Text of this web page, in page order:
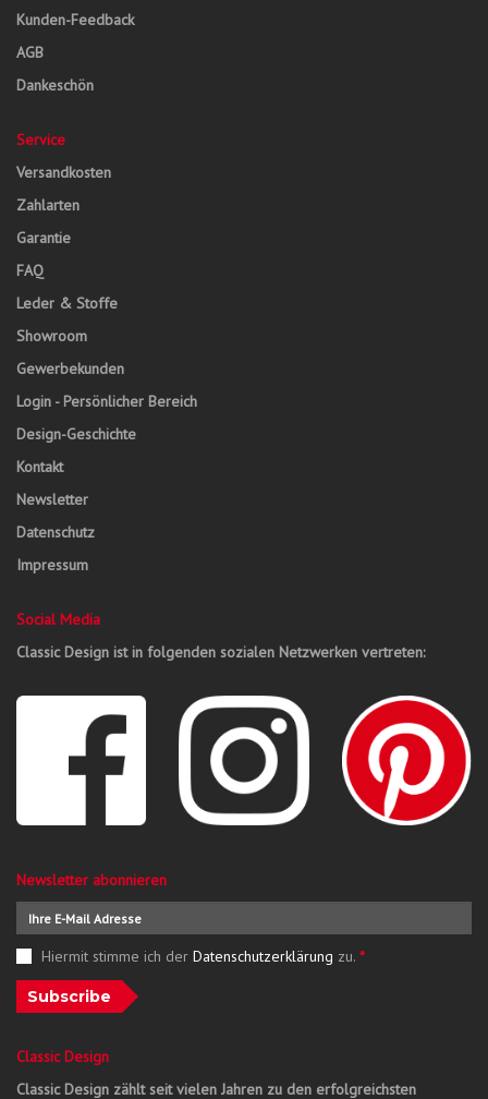
Kunden-Feedback
AGB
Dankeschön
Service
Versandkosten
Zahlarten
Garantie
FAQ
Leder & Stoffe
Showroom
Gewerbekunden
Login - Persönlicher Bereich
Design-Geschichte
Kontakt
Newsletter
Datenschutz
Impressum
Social Media
Classic Design ist in folgenden sozialen Netzwerken vertreten:
Newsletter abonnieren
Hiermit stimme ich der Datenschutzerklärung zu. *
Subscribe
Classic Design
Classic Design zählt seit vielen Jahren zu den erfolgreichsten